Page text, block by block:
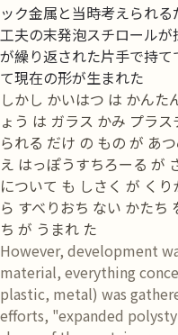
ック金属と当時考えられ
工夫の末発泡スチロール
が繰り返された片手で持
て現在の形が生まれた
しかし かいはつ は かんた
ょう は ガラス かみ プラ
られる だけ の もの が あ
え はっぽうすちろーる が
について も しさく が く
ら すべりおち ない かたち
ち が うまれ た
However, development
material, everything
plastic, metal) was
efforts, "expanded